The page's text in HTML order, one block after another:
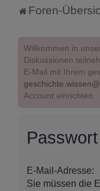
Foren-
Willkommen in
Diskussionen
E-Mail mit Ihrem
Account einrichten.
E-Mail-Adresse:
Sie müssen die